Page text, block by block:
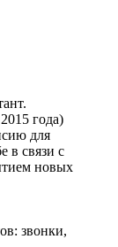
года)
для
в связи с
новых
звонки,